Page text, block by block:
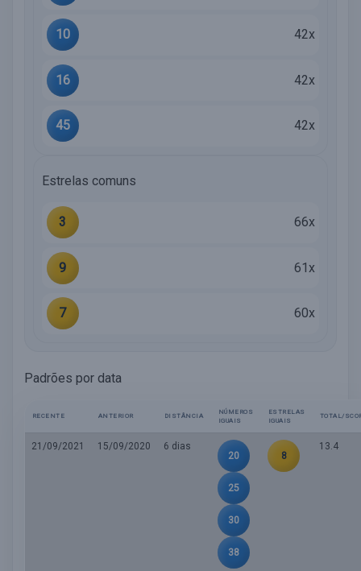
10 42x
16 42x
45 42x
Estrelas comuns
3 66x
9 61x
7 60x
Padrões por data
RECENTE ANTERIOR DISTÂNCIA
NÚMEROS
IGUAIS
ESTRELAS
IGUAIS
TOTAL/
21/09/2021 15/09/2020
6 dias
20
25
30
38
8
13.4